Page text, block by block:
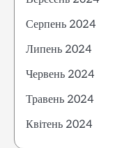
Серпень 2024
Липень 2024
Червень 2024
Травень 2024
Квітень 2024